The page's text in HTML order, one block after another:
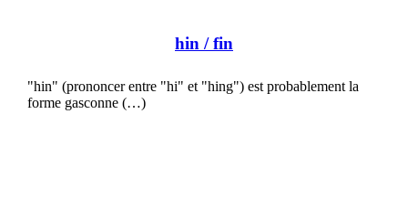
hin / fin
"hin" (prononcer entre "hi" et "hing") est probablement la
forme gasconne (…)